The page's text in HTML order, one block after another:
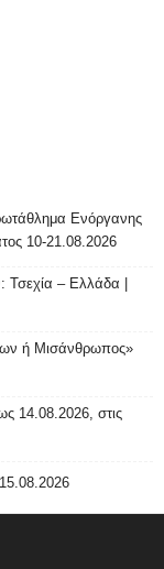
Ενόργανης
10-21.08.2026
– Ελλάδα |
ή Μισάνθρωπος»
14.08.2026, στις